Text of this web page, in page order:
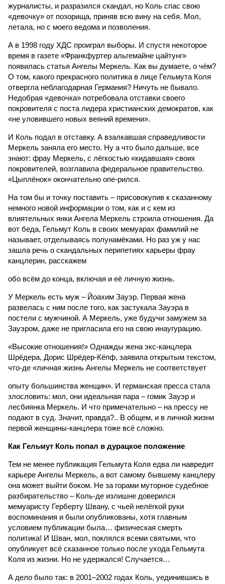
журналисты, и разразился скандал, но Коль спас свою
«девочку» от позорища, приняв всю вину на себя. Мол,
летала, но с моего ведома и позволения.
А в 1998 году ХДС проиграл выборы. И спустя некоторое
время в газете «Франкфуртер альгемайне цайтунг»
появилась статья Ангелы Меркель. Как вы думаете, о чём?
О том, какого прекрасного политика в лице Гельмута Коля
отвергла неблагодарная Германия? Ничуть не бывало.
Недобрая «девочка» потребовала отставки своего
покровителя с поста лидера христианских демократов, как
«не уловившего новых веяний времени».
И Коль подал в отставку. А взалкавшая справедливости
Меркель заняла его место. Ну а что было дальше, все
знают: фрау Меркель, с лёгкостью «кидавшая» своих
покровителей, возглавила федеральное правительство.
«Цыплёнок» окончательно опе-рился.
На том бы и точку поставить – присовокупив к сказанному
немного новой информации о том, как и с кем из
влиятельных янки Ангела Меркель строила отношения. Да
вот беда, Гельмут Коль в своих мемуарах фамилий не
называет, отделываясь полунамёками. Но раз уж у нас
зашла речь о скандальных перипетиях карьеры фрау
канцлерин, расскажем
обо всём до конца, включая и её личную жизнь.
У Меркель есть муж – Йоахим Зауэр. Первая жена
развелась с ним после того, как застукала Зауэра в
постели с мужчиной. А Меркель, уже будучи замужем за
Зауэром, даже не пригласила его на свою инаугурацию.
«Высокие отношения!» Однажды жена экс-канцлера
Шрёдера, Дорис Шрёдер-Кёпф, заявила открытым текстом,
что-де «личная жизнь Ангелы Меркель не соответствует
опыту большинства женщин». И германская пресса стала
злословить: мол, они идеальная пара – гомик Зауэр и
лесбиянка Меркель. И что примечательно – на прессу не
подают в суд. Значит, правда?.. В общем, и в личной жизни
первой женщины-канцлера тоже всё сложно.
Как Гельмут Коль попал в дурацкое положение
Тем не менее публикация Гельмута Коля едва ли навредит
карьере Ангелы Меркель, а вот самому бывшему канцлеру
она может выйти боком. Не за горами муторное судебное
разбирательство – Коль-де излишне доверился
мемуаристу Герберту Швану, с чьей нелёгкой руки
воспоминания и были опубликованы, хотя главным
условием публикации была… физическая смерть
политика! И Шван, мол, поклялся всеми святыми, что
опубликует всё сказанное только после ухода Гельмута
Коля из жизни. Но не удержался! Случается…
А дело было так: в 2001–2002 годах Коль, уединившись в